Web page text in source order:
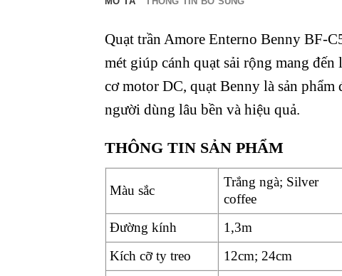
Quạt trần Amore Enterno Benny BF-
mét giúp cánh quạt sải rộng mang
cơ motor DC, quạt Benny là sản
người dùng lâu bền và hiệu quả.
THÔNG TIN SẢN PHẨM
Màu sắc
Trắng ngà; Silver
coffee
Đường kính
1,3m
Kích cỡ ty treo
12cm; 24cm